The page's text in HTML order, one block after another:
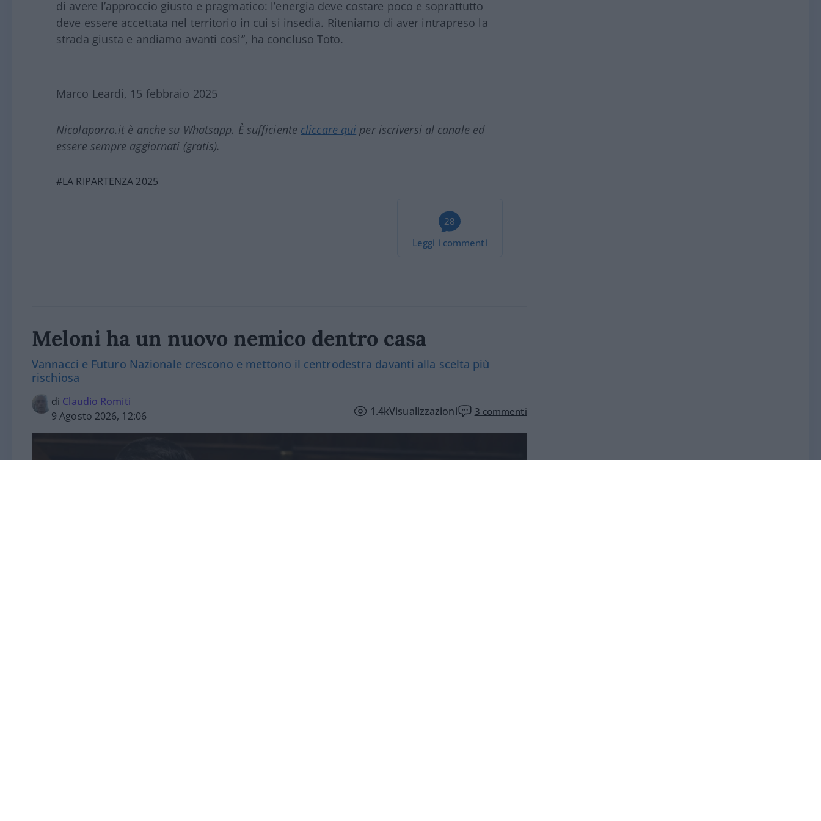
di avere l’approccio giusto e pragmatico: l’energia deve costare poco e soprattutto
deve essere accettata nel territorio in cui si insedia. Riteniamo di aver intrapreso la
strada giusta e andiamo avanti così”, ha concluso Toto.
Marco Leardi, 15 febbraio 2025
Nicolaporro.it è anche su Whatsapp. È sufficiente cliccare qui per iscriversi al canale ed
essere sempre aggiornati (gratis).
#LA RIPARTENZA 2025
28
Leggi i commenti
Meloni ha un nuovo nemico dentro casa
Vannacci e Futuro Nazionale crescono e mettono il centrodestra davanti alla scelta più
rischiosa
di Claudio Romiti
9 Agosto 2026, 12:06
1.4kVisualizzazioni 3 commenti